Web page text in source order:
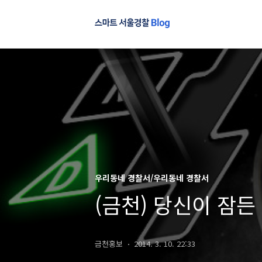
우리동네 경찰서/우리동네 경찰서
(금천) 당신이 잠
금천홍보 2014. 3. 10. 22:33